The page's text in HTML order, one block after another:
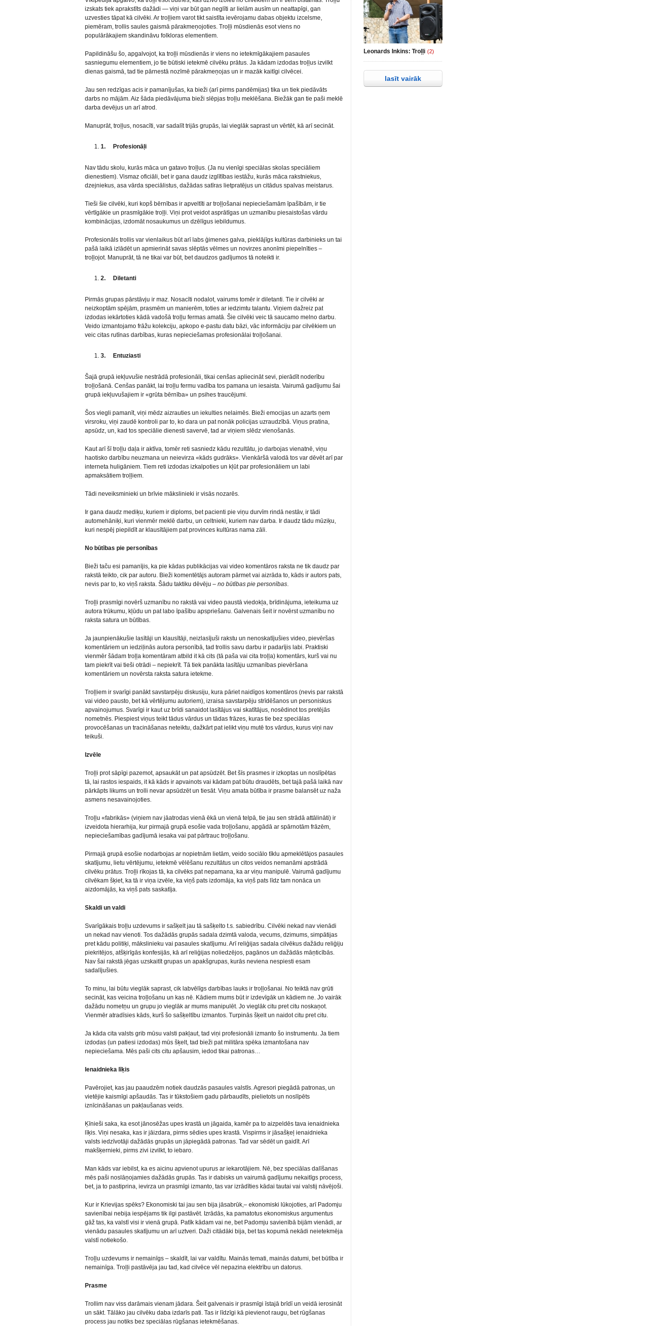
izskats tiek aprakstīts dažādi — viņi var būt gan neglīti ar lielām ausīm un neattapīgi, gan
uzvesties tāpat kā cilvēki. Ar troļļiem varot tikt saistīta ievērojamu dabas objektu izcelsme,
piemēram, trollis saules gaismā pārakmeņojoties. Troļļi mūsdienās esot viens no
populārākajiem skandināvu folkloras elementiem.
Papildināšu šo, apgalvojot, ka troļļi mūsdienās ir viens no ietekmīgākajiem pasaules
sasniegumu elementiem, jo tie būtiski ietekmē cilvēku prātus. Ja kādam izdodas troļļus izvilkt
dienas gaismā, tad tie pārnestā nozīmē pārakmeņojas un ir mazāk kaitīgi cilvēcei.
Jau sen redzīgas acis ir pamanījušas, ka bieži (arī pirms pandēmijas) tika un tiek piedāvāts
darbs no mājām. Aiz šāda piedāvājuma bieži slēpjas troļļu meklēšana. Biežāk gan tie paši meklē
darba devējus un arī atrod.
Manuprāt, troļļus, nosacīti, var sadalīt trijās grupās, lai vieglāk saprast un vērtēt, kā arī secināt.
1. Profesionāļi
Nav tādu skolu, kurās māca un gatavo troļļus. (Ja nu vienīgi speciālas skolas speciāliem
dienestiem). Vismaz oficiāli, bet ir gana daudz izglītības iestāžu, kurās māca rakstniekus,
dzejniekus, asa vārda speciālistus, dažādas satīras lietpratējus un citādus spalvas meistarus.
Tieši šie cilvēki, kuri kopš bērnības ir apveltīti ar troļļošanai nepieciešamām īpašībām, ir tie
vērtīgākie un prasmīgākie troļļi. Viņi prot veidot asprātīgas un uzmanību piesaistošas vārdu
kombinācijas, izdomāt nosaukumus un dzēlīgus iebildumus.
Profesionāls trollis var vienlaikus būt arī labs ģimenes galva, pieklājīgs kultūras darbinieks un tai
pašā laikā izlādēt un apmierināt savas slēptās vēlmes un novirzes anonīmi piepelnīties –
troļļojot. Manuprāt, tā ne tikai var būt, bet daudzos gadījumos tā noteikti ir.
2. Diletanti
Pirmās grupas pārstāvju ir maz. Nosacīti nodalot, vairums tomēr ir diletanti. Tie ir cilvēki ar
neizkoptām spējām, prasmēm un manierēm, toties ar iedzimtu talantu. Viņiem dažreiz pat
izdodas iekārtoties kādā vadošā troļļu fermas amatā. Šie cilvēki veic tā saucamo melno darbu.
Veido izmantojamo frāžu kolekciju, apkopo e-pastu datu bāzi, vāc informāciju par cilvēkiem un
veic citas rutīnas darbības, kuras nepieciešamas profesionālai troļļošanai.
3. Entuziasti
Šajā grupā iekļuvušie nestrādā profesionāli, tikai cenšas apliecināt sevi, pierādīt noderību
troļļošanā. Cenšas panākt, lai troļļu fermu vadība tos pamana un iesaista. Vairumā gadījumu šai
grupā iekļuvušajiem ir «grūta bērnība» un psihes traucējumi.
Šos viegli pamanīt, viņi mēdz aizrauties un iekulties nelaimēs. Bieži emocijas un azarts ņem
virsroku, viņi zaudē kontroli par to, ko dara un pat nonāk policijas uzraudzībā. Viņus pratina,
apsūdz, un, kad tos speciālie dienesti savervē, tad ar viņiem slēdz vienošanās.
Kaut arī šī troļļu daļa ir aktīva, tomēr reti sasniedz kādu rezultātu, jo darbojas vienatnē, viņu
haotisko darbību neuzmana un neievirza «kāds gudrāks». Vienkāršā valodā tos var dēvēt arī par
interneta huligāniem. Tiem reti izdodas izkalpoties un kļūt par profesionāliem un labi
apmaksātiem troļļiem.
Tādi neveiksminieki un brīvie mākslinieki ir visās nozarēs.
Ir gana daudz mediķu, kuriem ir diploms, bet pacienti pie viņu durvīm rindā nestāv, ir tādi
automehāniķi, kuri vienmēr meklē darbu, un celtnieki, kuriem nav darba. Ir daudz tādu mūziķu,
kuri nespēj piepildīt ar klausītājiem pat provinces kultūras nama zāli.
No būtības pie personības
Bieži taču esi pamanījis, ka pie kādas publikācijas vai video komentāros raksta ne tik daudz par
rakstā teikto, cik par autoru. Bieži komentētājs autoram pārmet vai aizrāda to, kāds ir autors pats,
nevis par to, ko viņš raksta. Šādu taktiku dēvēju – no būtības pie personības.
Troļļi prasmīgi novērš uzmanību no rakstā vai video paustā viedokļa, brīdinājuma, ieteikuma uz
autora trūkumu, kļūdu un pat labo īpašību apspriešanu. Galvenais šeit ir novērst uzmanību no
raksta satura un būtības.
Ja jaunpienākušie lasītāji un klausītāji, neizlasījuši rakstu un nenoskatījušies video, pievēršas
komentāriem un iedziļinās autora personībā, tad trollis savu darbu ir padarījis labi. Praktiski
vienmēr šādam troļļa komentāram atbild it kā cits (tā paša vai cita troļļa) komentārs, kurš vai nu
tam piekrīt vai tieši otrādi – nepiekrīt. Tā tiek panākta lasītāju uzmanības pievēršana
komentāriem un novērsta raksta satura ietekme.
Troļļiem ir svarīgi panākt savstarpēju diskusiju, kura pāriet naidīgos komentāros (nevis par rakstā
vai video pausto, bet kā vērtējumu autoriem), izraisa savstarpēju strīdēšanos un personiskus
apvainojumus. Svarīgi ir kaut uz brīdi sanaidot lasītājus vai skatītājus, nosēdinot tos pretējās
nometnēs. Piespiest viņus teikt tādus vārdus un tādas frāzes, kuras tie bez speciālas
provocēšanas un tracināšanas neteiktu, dažkārt pat ielikt viņu mutē tos vārdus, kurus viņi nav
teikuši.
Izvēle
Troļļi prot sāpīgi pazemot, apsaukāt un pat apsūdzēt. Bet šīs prasmes ir izkoptas un noslīpētas
tā, lai rastos iespaids, it kā kāds ir apvainots vai kādam pat būtu draudēts, bet tajā pašā laikā nav
pārkāpts likums un trolli nevar apsūdzēt un tiesāt. Viņu amata būtība ir prasme balansēt uz naža
asmens nesavainojoties.
Troļļu «fabrikās» (viņiem nav jāatrodas vienā ēkā un vienā telpā, tie jau sen strādā attālināti) ir
izveidota hierarhija, kur pirmajā grupā esošie vada troļļošanu, apgādā ar spārnotām frāzēm,
nepieciešamības gadījumā iesaka vai pat pārtrauc troļļošanu.
Pirmajā grupā esošie nodarbojas ar nopietnām lietām, veido sociālo tīklu apmeklētājos pasaules
skatījumu, lietu vērtējumu, ietekmē vēlēšanu rezultātus un citos veidos nemanāmi apstrādā
cilvēku prātus. Troļļi rīkojas tā, ka cilvēks pat nepamana, ka ar viņu manipulē. Vairumā gadījumu
cilvēkam šķiet, ka tā ir viņa izvēle, ka viņš pats izdomāja, ka viņš pats līdz tam nonāca un
aizdomājās, ka viņš pats saskatīja.
Skaldi un valdi
Svarīgākais troļļu uzdevums ir sašķelt jau tā sašķelto t.s. sabiedrību. Cilvēki nekad nav vienādi
un nekad nav vienoti. Tos dažādās grupās sadala dzimtā valoda, vecums, dzimums, simpātijas
pret kādu politiķi, mākslinieku vai pasaules skatījumu. Arī reliģijas sadala cilvēkus dažādu reliģiju
piekritējos, atšķirīgās konfesijās, kā arī reliģijas noliedzējos, pagānos un dažādās māņticībās.
Nav šai rakstā jēgas uzskaitīt grupas un apakšgrupas, kurās neviena nespiesti esam
sadalījušies.
To minu, lai būtu vieglāk saprast, cik labvēlīgs darbības lauks ir troļļošanai. No teiktā nav grūti
secināt, kas veicina troļļošanu un kas nē. Kādiem mums būt ir izdevīgāk un kādiem ne. Jo vairāk
dažādu nometņu un grupu jo vieglāk ar mums manipulēt. Jo vieglāk citu pret citu noskaņot.
Vienmēr atradīsies kāds, kurš šo sašķeltību izmantos. Turpinās šķelt un naidot citu pret citu.
Ja kāda cita valsts grib mūsu valsti pakļaut, tad viņi profesionāli izmanto šo instrumentu. Ja tiem
izdodas (un patiesi izdodas) mūs šķelt, tad bieži pat militāra spēka izmantošana nav
nepieciešama. Mēs paši cits citu apšausim, iedod tikai patronas…
Ienaidnieka līķis
Pavērojiet, kas jau paaudzēm notiek daudzās pasaules valstīs. Agresori piegādā patronas, un
vietējie kaismīgi apšaudās. Tas ir tūkstošiem gadu pārbaudīts, pielietots un noslīpēts
iznīcināšanas un pakļaušanas veids.
Ķīnieši saka, ka esot jānosēžas upes krastā un jāgaida, kamēr pa to aizpeldēs tava ienaidnieka
līķis. Viņi nesaka, kas ir jāizdara, pirms sēdies upes krastā. Vispirms ir jāsašķeļ ienaidnieka
valsts iedzīvotāji dažādās grupās un jāpiegādā patronas. Tad var sēdēt un gaidīt. Arī
makšķernieki, pirms zivi izvilkt, to iebaro.
Man kāds var iebilst, ka es aicinu apvienot upurus ar iekarotājiem. Nē, bez speciālas dalīšanas
mēs paši noslāņojamies dažādās grupās. Tas ir dabisks un vairumā gadījumu nekaitīgs process,
bet, ja to pastiprina, ievirza un prasmīgi izmanto, tas var izrādīties kādai tautai vai valstij nāvējoši.
Kur ir Krievijas spēks? Ekonomiski tai jau sen bija jāsabrūk,– ekonomiski lūkojoties, arī Padomju
savienībai nebija iespējams tik ilgi pastāvēt. Izrādās, ka pamatotus ekonomiskus argumentus
gāž tas, ka valstī visi ir vienā grupā. Patīk kādam vai ne, bet Padomju savienībā bijām vienādi, ar
vienādu pasaules skatījumu un arī uztveri. Daži citādāki bija, bet tas kopumā nekādi neietekmēja
valstī notiekošo.
Troļļu uzdevums ir nemainīgs – skaldīt, lai var valdītu. Mainās temati, mainās datumi, bet būtība ir
nemainīga. Troļļi pastāvēja jau tad, kad cilvēce vēl nepazina elektrību un datorus.
Prasme
Trollim nav viss darāmais vienam jādara. Šeit galvenais ir prasmīgi īstajā brīdī un veidā ierosināt
un sākt. Tālāko jau cilvēku daba izdarīs pati. Tas ir līdzīgi kā pievienot raugu, bet rūgšanas
process jau notiks bez speciālas rūgšanas ietekmēšanas.
Leonards Inkins: Troļļi (2)
lasīt vairāk